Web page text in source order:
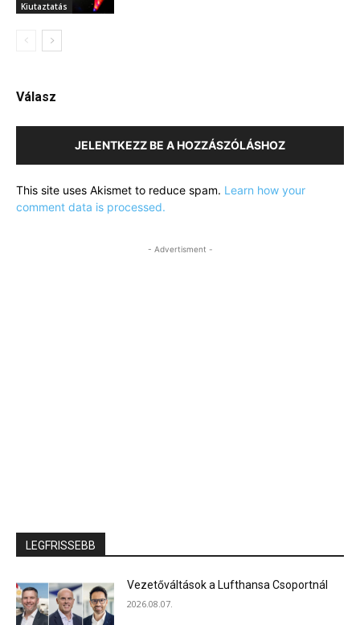
Kiutaztatás
Válasz
JELENTKEZZ BE A HOZZÁSZÓLÁSHOZ
This site uses Akismet to reduce spam. Learn how your
comment data is processed.
- Advertisment -
LEGFRISSEBB
Vezetőváltások a Lufthansa Csoportnál
2026.08.07.